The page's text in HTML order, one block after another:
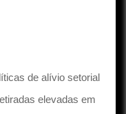
de alívio setorial
elevadas em